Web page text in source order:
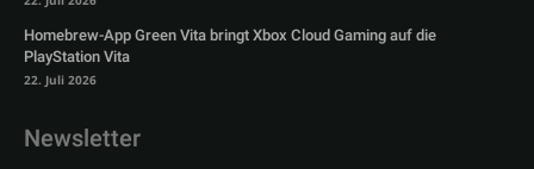
Homebrew-App Green Vita bringt Xbox Cloud Gaming auf die
PlayStation Vita
22. Juli 2026
Newsletter